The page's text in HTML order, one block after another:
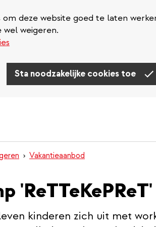
om deze website goed te laten
wel weigeren.
Sta noodzakelijke cookies toe
Vakantieaanbod
'ReTTeKePReT'
kinderen zich uit met